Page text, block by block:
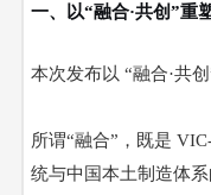
一、以“融合·共创”重
本次发布以 “融合·共创
所谓“融合”，既是
统与中国本土制造体